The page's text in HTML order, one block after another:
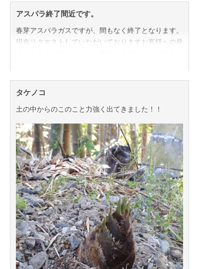
アスパラ終了間近です。
春芽アスパラガスですが、間もなく終了となります。
現在リクエストしていただいておりますお客様への発
ネット販売が初めての経験でしたが、たくさんの皆さ
美味しい！！と直接感想を聞かせてもらえ
生産者としてとても嬉しい限りです。
暖かいお言葉をたくさんたくさんありがとうございま
した！
春芽アスパラは終了しますが、7月には夏芽アスパラ
の収穫となります。
春芽アスパラとは違う、暑い夏に芽を出すアスパラの
味を味わっていただけたら。と思います。
ご利用いただきました皆さま
ありがとうございました(^.^)
タケノコ
土の中からのこのこと力強く出てきました！！